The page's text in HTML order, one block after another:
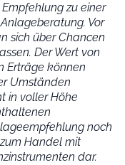
zu einer
Vor
sich über Chancen
Der Wert von
Erträge können
Umständen
in voller Höhe
noch
Handel mit
dar.